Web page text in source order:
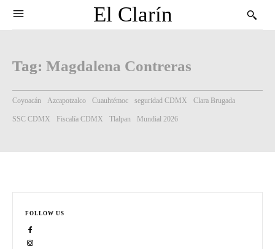
El Clarín
Tag: Magdalena Contreras
Coyoacán Azcapotzalco Cuauhtémoc seguridad CDMX Clara Brugada
SSC CDMX Fiscalía CDMX Tlalpan Mundial 2026
FOLLOW US